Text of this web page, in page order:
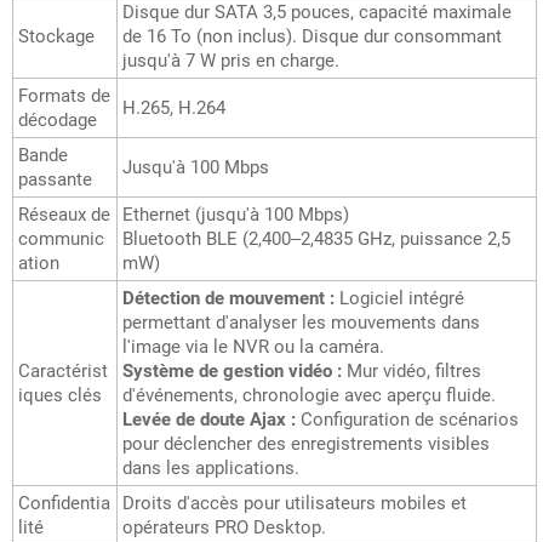
Stockage
Disque dur SATA 3,5 pouces, capacité maximale
de 16 To (non inclus). Disque dur consommant
jusqu'à 7 W pris en charge.
Formats de
décodage
H.265, H.264
Bande
passante
Jusqu'à 100 Mbps
Réseaux de
communic
ation
Ethernet (jusqu'à 100 Mbps)
Bluetooth BLE (2,400–2,4835 GHz, puissance 2,5
mW)
Caractérist
iques clés
Détection de mouvement : Logiciel intégré
permettant d'analyser les mouvements dans
l'image via le NVR ou la caméra.
Système de gestion vidéo : Mur vidéo, filtres
d'événements, chronologie avec aperçu fluide.
Levée de doute Ajax : Configuration de scénarios
pour déclencher des enregistrements visibles
dans les applications.
Confidentia
lité
Droits d'accès pour utilisateurs mobiles et
opérateurs PRO Desktop.